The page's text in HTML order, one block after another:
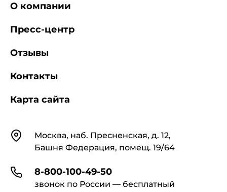
КонтактыМосква, наб. Пресненская, д. 12,
Башня Федерация, помещ. 19/64
8-800-100-49-50
звонок по России — бесплатный
О компании
Пресс-центр
Отзывы
Контакты
Карта сайта